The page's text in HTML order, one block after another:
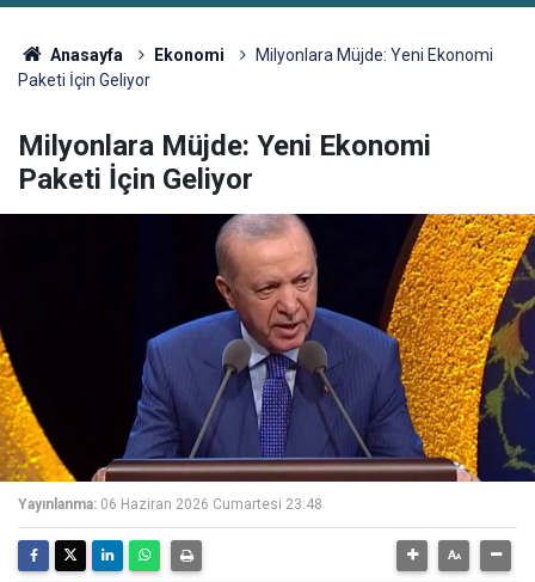
Anasayfa Ekonomi
Milyonlara Müjde: Yeni Ekonomi
Paketi İçin Geliyor
Milyonlara Müjde: Yeni Ekonomi
Paketi İçin Geliyor
Yayınlanma: 06 Haziran 2026 Cumartesi 23:48